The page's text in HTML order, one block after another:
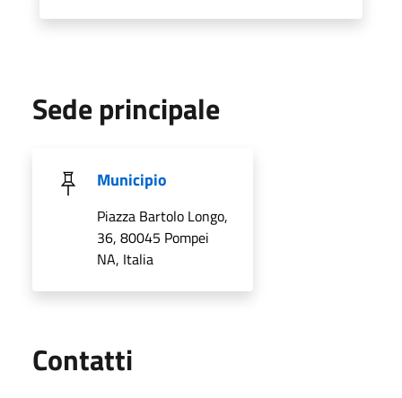
Sede principale
Municipio
Piazza Bartolo Longo,
36, 80045 Pompei
NA, Italia
Contatti